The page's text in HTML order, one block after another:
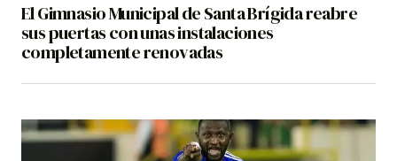
El Gimnasio Municipal de Santa Brígida reabre
sus puertas con unas instalaciones
completamente renovadas